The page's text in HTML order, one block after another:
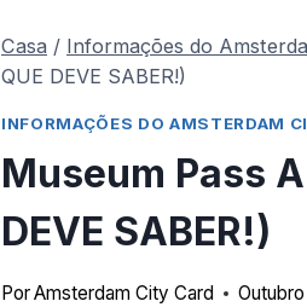
Casa / Informações do
QUE DEVE SABER!)
INFORMAÇÕES DO AMSTERDAM
Museum Pass
DEVE SABER!)
PorAmsterdam City Card